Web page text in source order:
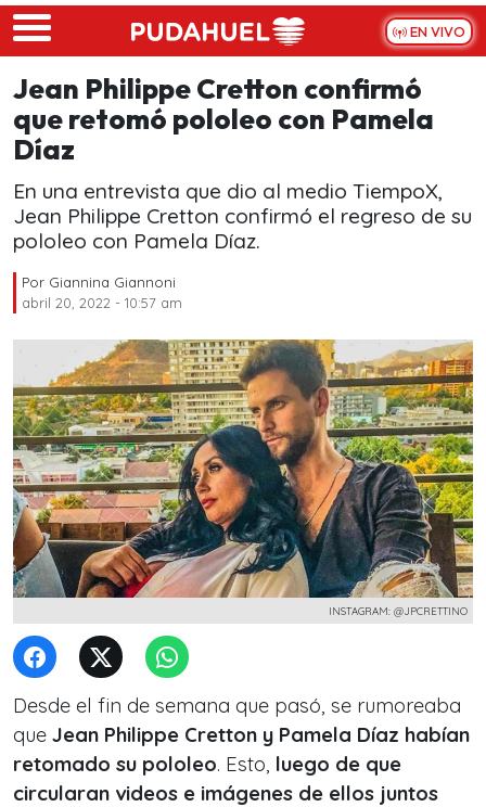
Skip to main content
EN VIVO
Jean Philippe Cretton confirmó
que retomó pololeo con Pamela
Díaz
En una entrevista que dio al medio TiempoX,
Jean Philippe Cretton confirmó el regreso de su
pololeo con Pamela Díaz.
Por Giannina Giannoni
abril 20, 2022 - 10:57 am
INSTAGRAM: @JPCRETTINO
Desde el fin de semana que pasó, se rumoreaba
que Jean Philippe Cretton y Pamela Díaz habían
retomado su pololeo. Esto, luego de que
circularan videos e imágenes de ellos juntos